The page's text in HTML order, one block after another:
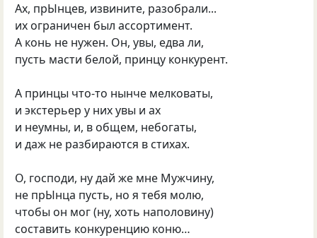
Ах, прЫнцев, извините, разобрали...
их ограничен был ассортимент.
А конь не нужен. Он, увы, едва ли,
пусть масти белой, принцу конкурент.
А принцы что-то нынче мелковаты,
и экстерьер у них увы и ах
и неумны, и, в общем, небогаты,
и даж не разбираются в стихах.
О, господи, ну дай же мне Мужчину,
не прЫнца пусть, но я тебя молю,
чтобы он мог (ну, хоть наполовину)
составить конкуренцию коню…